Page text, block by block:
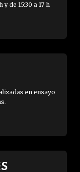
de 15:30 a 17 h
en ensayo